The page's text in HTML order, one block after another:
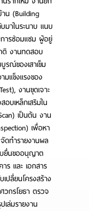
น (Building
มาในระนาบ แนบ
การซ่อมแซม ผู้อยู่
ติ งานทดสอบ
ณ์ของเสาเข็ม
มแข็งแรงของ
งานขุดเจาะ
บเหล็กเสริมใน
เป็นต้น งาน
เพื่อหา
ดทำรายงานผล
บยื่นขออนุญาต
าร และ เอกสาร
ปลี่ยนโครงสร้าง
กรโยธา ตรวจ
ล่มรายงาน